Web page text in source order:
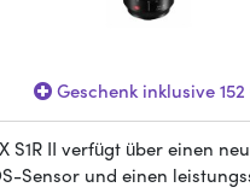
Geschenk inklusive
S1R II verfügt über einen
Sensor und einen